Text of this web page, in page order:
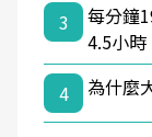
3
每分鐘
4.5小
4
為什麼